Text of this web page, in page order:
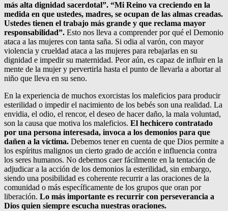
más alta dignidad sacerdotal”. “Mi Reino va creciendo en la
medida en que ustedes, madres, se ocupan de las almas creadas.
Ustedes tienen el trabajo más grande y que reclama mayor
responsabilidad”. Esto nos lleva a comprender por qué el Demonio
ataca a las mujeres con tanta saña. Si odia al varón, con mayor
violencia y crueldad ataca a las mujeres para rebajarlas en su
dignidad e impedir su maternidad. Peor aún, es capaz de influir en la
mente de la mujer y pervertirla hasta el punto de llevarla a abortar al
niño que lleva en su seno.
En la experiencia de muchos exorcistas los maleficios para producir
esterilidad o impedir el nacimiento de los bebés son una realidad. La
envidia, el odio, el rencor, el deseo de hacer daño, la mala voluntad,
son la causa que motiva los maleficios. El hechicero contratado
por una persona interesada, invoca a los demonios para que
dañen a la víctima. Debemos tener en cuenta de que Dios permite a
los espíritus malignos un cierto grado de acción e influencia contra
los seres humanos. No debemos caer fácilmente en la tentación de
adjudicar a la acción de los demonios la esterilidad, sin embargo,
siendo una posibilidad es coherente recurrir a las oraciones de la
comunidad o más específicamente de los grupos que oran por
liberación. Lo más importante es recurrir con perseverancia a
Dios quien siempre escucha nuestras oraciones.